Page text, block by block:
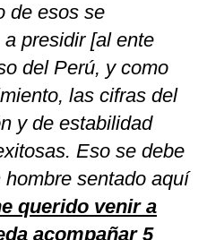
de esos se
presidir [al ente
del Perú, y como
las cifras del
y de estabilidad
Eso se debe
sentado aquí
querido venir a
acompañar 5